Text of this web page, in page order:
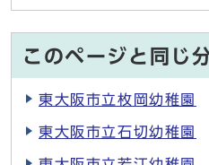
このページと同じ
東大阪市立枚岡幼稚園
東大阪市立石切幼稚園